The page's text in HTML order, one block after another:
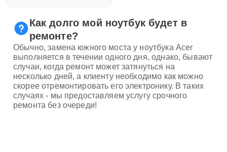
Как долго мой ноутбук будет в
ремонте?
Обычно, замена южного моста у ноутбука Acer
выполняется в течении одного дня, однако, бывают
случаи, когда ремонт может затянуться на
несколько дней, а клиенту необходимо как можно
скорее отремонтировать его электронику. В таких
случаях - мы предоставляем услугу срочного
ремонта без очереди!